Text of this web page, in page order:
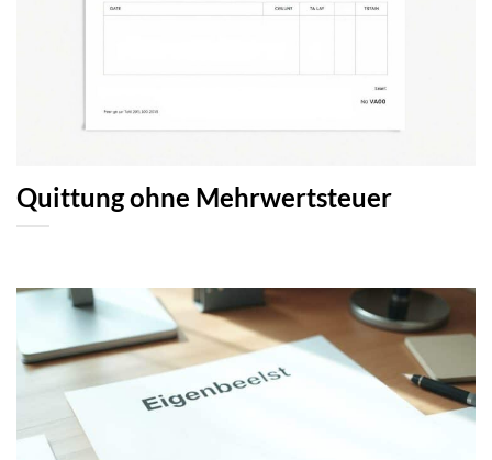
Quittung ohne Mehrwertsteuer